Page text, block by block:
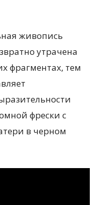
живопись
утрачена
фрагментах, тем
фрески с
в черном